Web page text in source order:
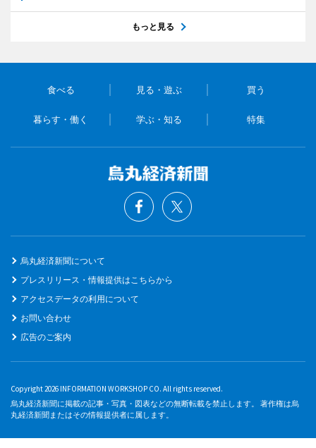
もっと見る
食べる 見る・遊ぶ 買う
暮らす・働く 学ぶ・知る 特集
烏丸経済新聞について
プレスリリース・情報提供はこちらから
アクセスデータの利用について
お問い合わせ
広告のご案内
Copyright 2026 INFORMATION WORKSHOP CO. All rights reserved.
烏丸経済新聞に掲載の記事・写真・図表などの無断転載を禁止します。 著作権は烏
丸経済新聞またはその情報提供者に属します。